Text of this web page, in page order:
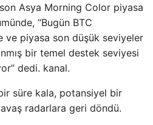
Asya Morning Color piyasa
“Bugün BTC
ve piyasa son düşük seviyeler
bir temel destek seviyesi
dedi. kanal.
süre kala, potansiyel bir
radarlara geri döndü.